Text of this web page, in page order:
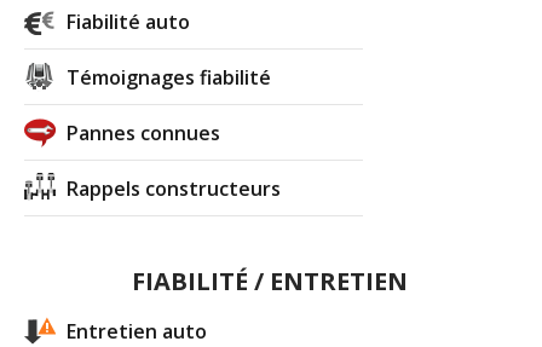
Fiabilité auto
Témoignages fiabilité
Pannes connues
Rappels constructeurs
FIABILITÉ / ENTRETIEN
Entretien auto